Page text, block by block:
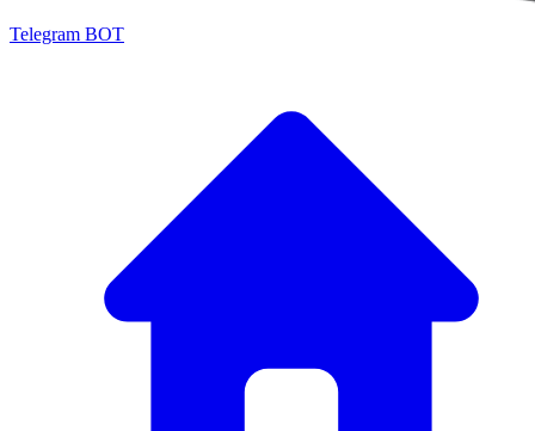
Telegram BOT